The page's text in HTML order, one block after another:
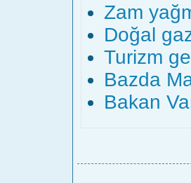
Zam
Doğal
Turizm
Bazda
Bakan